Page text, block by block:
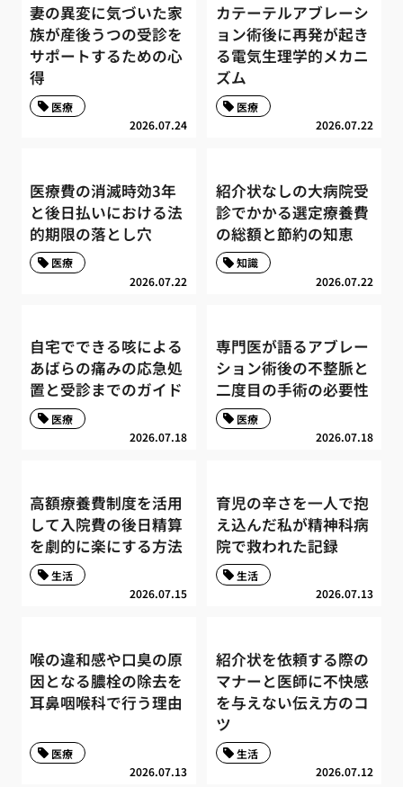
妻の異変に気づいた家
族が産後うつの受診を
サポートするための心
得
2026.07.24
医療
カテーテルアブレーシ
ョン術後に再発が起き
る電気生理学的メカニ
ズム
2026.07.22
医療
医療費の消滅時効3年
と後日払いにおける法
的期限の落とし穴
2026.07.22
医療
紹介状なしの大病院受
診でかかる選定療養費
の総額と節約の知恵
2026.07.22
知識
自宅でできる咳による
あばらの痛みの応急処
置と受診までのガイド
2026.07.18
医療
専門医が語るアブレー
ション術後の不整脈と
二度目の手術の必要性
2026.07.18
医療
高額療養費制度を活用
して入院費の後日精算
を劇的に楽にする方法
2026.07.15
生活
育児の辛さを一人で抱
え込んだ私が精神科病
院で救われた記録
2026.07.13
生活
喉の違和感や口臭の原
因となる膿栓の除去を
耳鼻咽喉科で行う理由
2026.07.13
医療
紹介状を依頼する際の
マナーと医師に不快感
を与えない伝え方のコ
ツ
2026.07.12
生活